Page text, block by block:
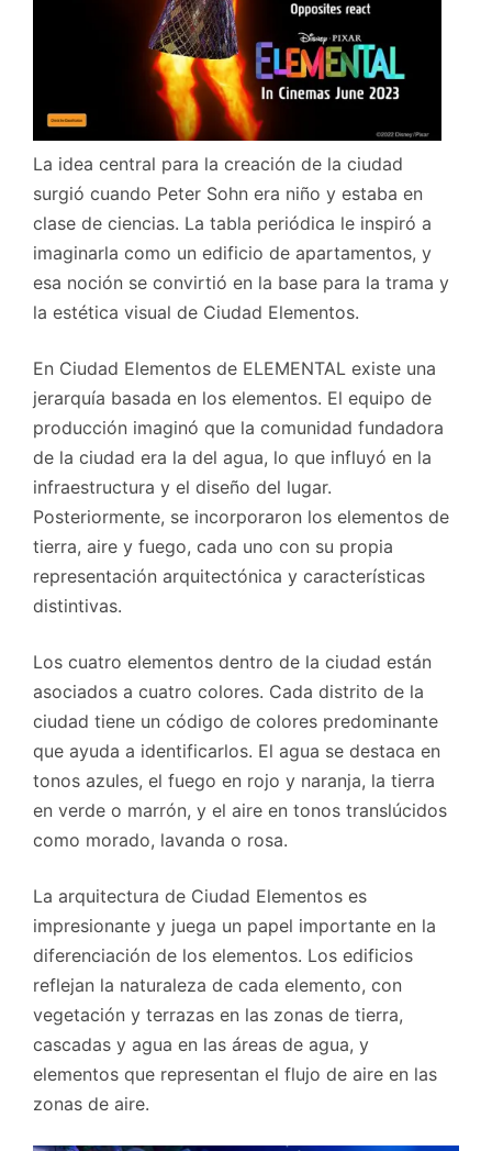
La idea central para la creación de la ciudad
surgió cuando Peter Sohn era niño y estaba en
clase de ciencias. La tabla periódica le inspiró a
imaginarla como un edificio de apartamentos, y
esa noción se convirtió en la base para la trama y
la estética visual de Ciudad Elementos.
En Ciudad Elementos de ELEMENTAL existe una
jerarquía basada en los elementos. El equipo de
producción imaginó que la comunidad fundadora
de la ciudad era la del agua, lo que influyó en la
infraestructura y el diseño del lugar.
Posteriormente, se incorporaron los elementos de
tierra, aire y fuego, cada uno con su propia
representación arquitectónica y características
distintivas.
Los cuatro elementos dentro de la ciudad están
asociados a cuatro colores. Cada distrito de la
ciudad tiene un código de colores predominante
que ayuda a identificarlos. El agua se destaca en
tonos azules, el fuego en rojo y naranja, la tierra
en verde o marrón, y el aire en tonos translúcidos
como morado, lavanda o rosa.
La arquitectura de Ciudad Elementos es
impresionante y juega un papel importante en la
diferenciación de los elementos. Los edificios
reflejan la naturaleza de cada elemento, con
vegetación y terrazas en las zonas de tierra,
cascadas y agua en las áreas de agua, y
elementos que representan el flujo de aire en las
zonas de aire.